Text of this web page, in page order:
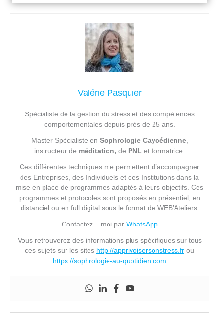
Valérie Pasquier
Spécialiste de la gestion du stress et des compétences
comportementales depuis près de 25 ans.
Master Spécialiste en Sophrologie Caycédienne,
instructeur de méditation, de PNL et formatrice.
Ces différentes techniques me permettent d’accompagner
des Entreprises, des Individuels et des Institutions dans la
mise en place de programmes adaptés à leurs objectifs. Ces
programmes et protocoles sont proposés en présentiel, en
distanciel ou en full digital sous le format de WEB’Ateliers.
Contactez – moi par WhatsApp
Vous retrouverez des informations plus spécifiques sur tous
ces sujets sur les sites http://apprivoisersonstress.fr ou
https://sophrologie-au-quotidien.com